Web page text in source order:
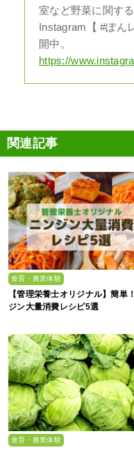
室など野菜に関す
Instagram【 #ぽん
開中。
https://
関連記事
食育・農業体験
【管理栄養士オリジナル】簡単
ジン大量消費レシピ5選
食育・農業体験